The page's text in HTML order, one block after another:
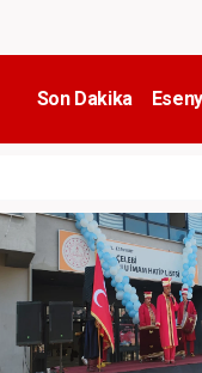
Son Dakika